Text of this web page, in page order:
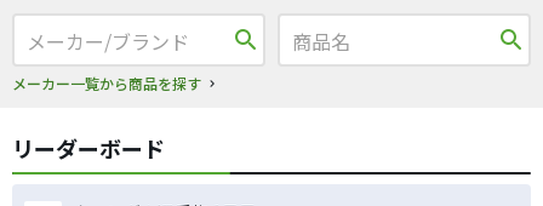
search
メーカー一覧から商品を探す
search
リーダーボード